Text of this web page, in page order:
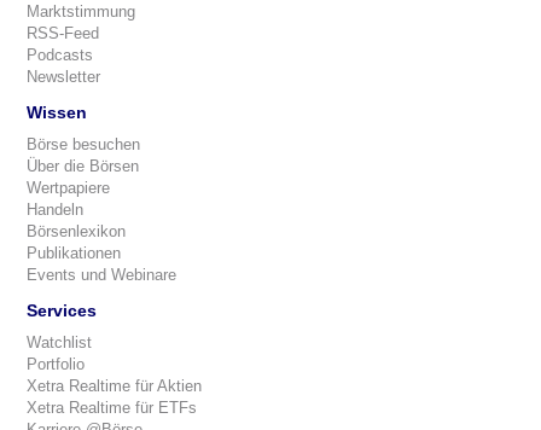
Marktstimmung
RSS-Feed
Podcasts
Newsletter
Wissen
Börse besuchen
Über die Börsen
Wertpapiere
Handeln
Börsenlexikon
Publikationen
Events und Webinare
Services
Watchlist
Portfolio
Xetra Realtime für Aktien
Xetra Realtime für ETFs